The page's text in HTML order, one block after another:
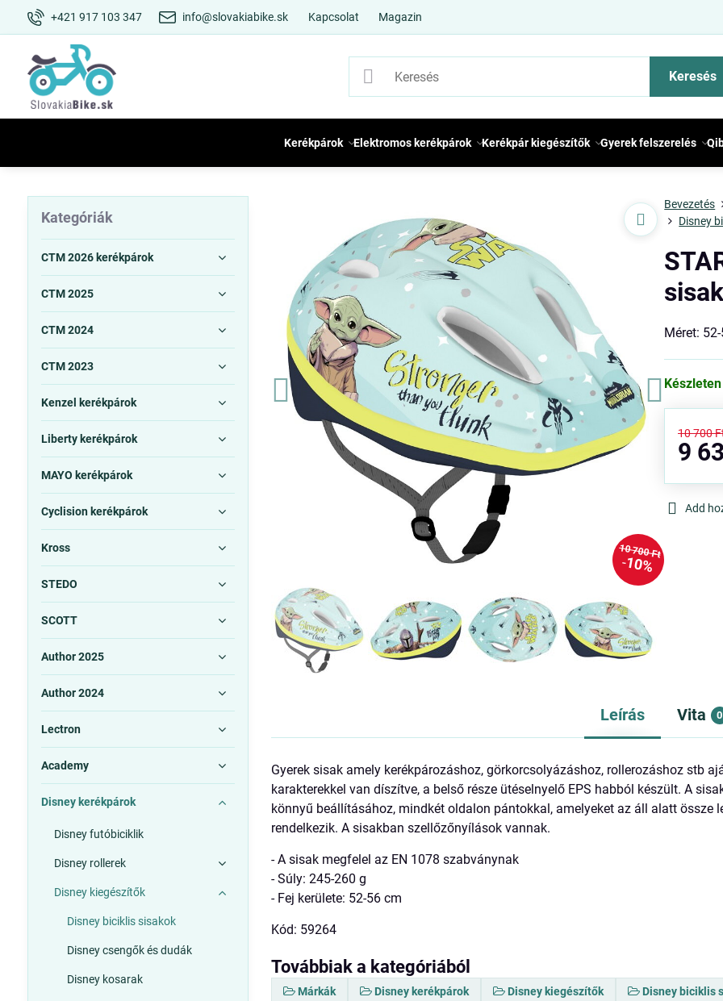
+421 917 103 347 info@slovakiabike.sk Kapcsolat Magazin
Keresés
Kerékpárok Elektromos kerékpárok Kerékpár kiegészítők Gyerek felszerelés
10 700 Ft
10%
Bevezetés
Disney
Méret:
Készleten
10 700
9
Add
Leírás Vita 0
Gyerek sisak amely kerékpározáshoz, görkorcsolyázáshoz, rollerozáshoz stb
karakterekkel van díszítve, a belső része ütéselnyelő EPS habból készült. A
könnyű beállításához, mindkét oldalon pántokkal, amelyeket az áll alatt
rendelkezik. A sisakban szellőzőnyílások vannak.
- A sisak megfelel az EN 1078 szabványnak
- Súly: 245-260 g
- Fej kerülete: 52-56 cm
Kód: 59264
Továbbiak a kategóriából
Márkák Disney kerékpárok Disney kiegészítők Disney biciklis
Kategóriák
CTM 2026 kerékpárok
CTM 2025
CTM 2024
CTM 2023
Kenzel kerékpárok
Liberty kerékpárok
MAYO kerékpárok
Cyclision kerékpárok
Kross
STEDO
SCOTT
Author 2025
Author 2024
Lectron
Academy
Disney kerékpárok
Disney futóbiciklik
Disney rollerek
Disney kiegészítők
Disney biciklis sisakok
Disney csengők és dudák
Disney kosarak